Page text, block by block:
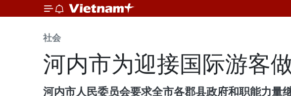
社会
河内市为迎接国际游客
河内市人民委员会要求全市各郡县政府和职能力量